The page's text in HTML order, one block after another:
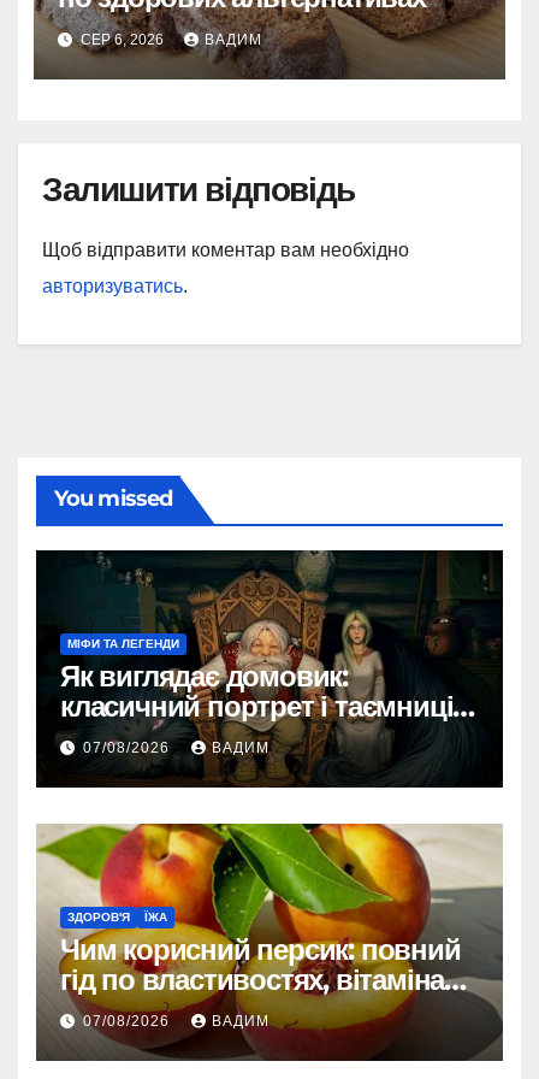
СЕР 6, 2026 ВАДИМ
Залишити відповідь
Щоб відправити коментар вам необхідно
авторизуватись.
You missed
МІФИ ТА ЛЕГЕНДИ
Як виглядає домовик:
класичний портрет і таємниці
зовнішності
07/08/2026 ВАДИМ
ЗДОРОВ'Я ЇЖА
Чим корисний персик: повний
гід по властивостях, вітамінах і
впливі на організм
07/08/2026 ВАДИМ